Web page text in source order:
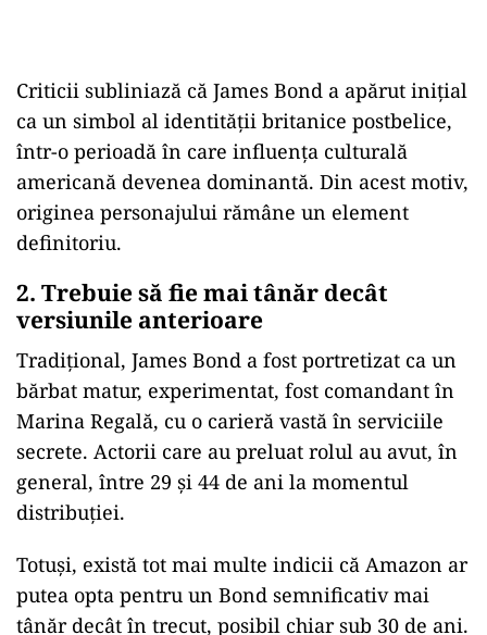
Criticii subliniază că James Bond a apărut inițial
ca un simbol al identității britanice postbelice,
într-o perioadă în care influența culturală
americană devenea dominantă. Din acest motiv,
originea personajului rămâne un element
definitoriu.
2. Trebuie să fie mai tânăr decât
versiunile anterioare
Tradițional, James Bond a fost portretizat ca un
bărbat matur, experimentat, fost comandant în
Marina Regală, cu o carieră vastă în serviciile
secrete. Actorii care au preluat rolul au avut, în
general, între 29 și 44 de ani la momentul
distribuției.
Totuși, există tot mai multe indicii că Amazon ar
putea opta pentru un Bond semnificativ mai
tânăr decât în trecut, posibil chiar sub 30 de ani.